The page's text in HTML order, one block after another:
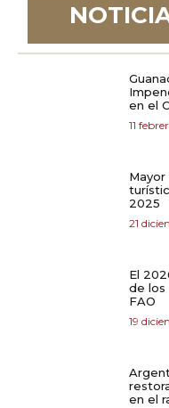
en el
11
2025
21
El
de los
FAO
19
en el